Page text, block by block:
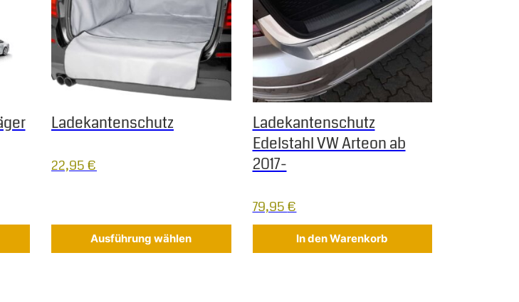
Ladekantenschutz
22,95€
Ausführung wählen
Ladekantenschutz
Edelstahl VW Arteon ab
2017-
79,95€
In den Warenkorb